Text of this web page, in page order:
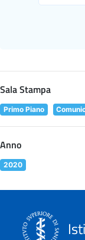
Sala Stampa
Primo Piano
Anno
2020